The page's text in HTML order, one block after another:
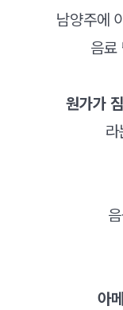
남양주에
음료
원가가
라
아